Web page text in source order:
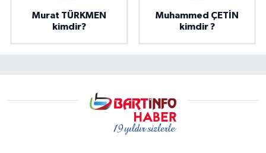
Murat TÜRKMEN
kimdir?
Muhammed ÇETİN
kimdir ?